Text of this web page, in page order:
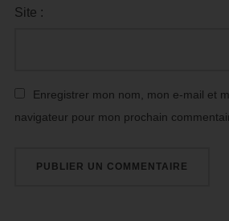
Site :
Enregistrer mon nom, mon e-mail et
navigateur pour mon prochain